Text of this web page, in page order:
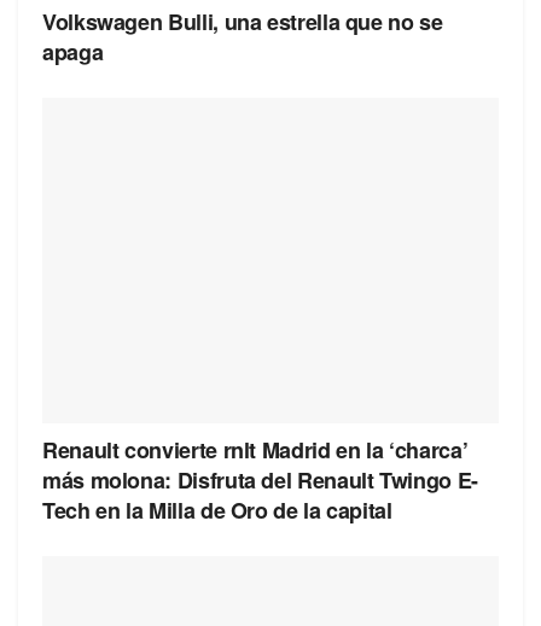
Volkswagen Bulli, una estrella que no se
apaga
Renault convierte rnlt Madrid en la ‘charca’
más molona: Disfruta del Renault Twingo E-
Tech en la Milla de Oro de la capital